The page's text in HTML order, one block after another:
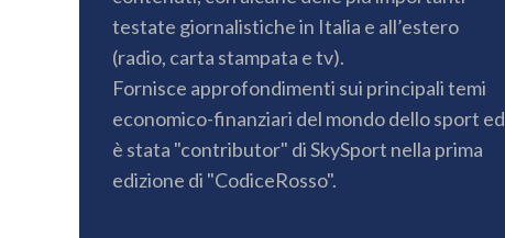
testate giornalistiche in Italia e all’estero
(radio, carta stampata e tv).
Fornisce approfondimenti sui principali temi
economico-finanziari del mondo dello sport ed
è stata "contributor" di SkySport nella prima
edizione di "CodiceRosso".